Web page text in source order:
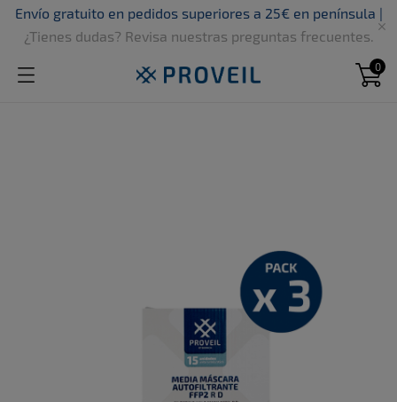
Envío gratuito en pedidos superiores a 25€ en península |
¿Tienes dudas? Revisa nuestras preguntas frecuentes.

0